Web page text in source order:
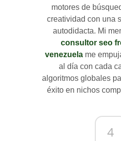
motores de
creatividad con una
autodidacta. Mi
consultor seo
venezuela me
al día con cada
algoritmos globales
éxito en nichos
4